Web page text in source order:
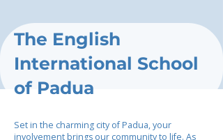
The English
International School
of Padua
Set in the charming city of Padua, your
involvement brings our community to life. As